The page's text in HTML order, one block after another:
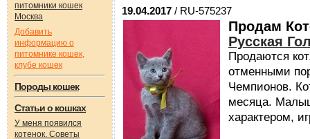
питомники кошек
Москва
Добавить
информацию о
питомнике кошек,
клубе кошек
Породы кошек
Статьи о кошках
У меня появился
котенок. Советы
19.04.2017 / RU-575237
Продам
Русская
Продаются
отменными
Чемпионов.
месяца.
характером,